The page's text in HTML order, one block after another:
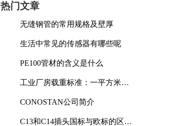
热门文章
无缝钢管的常用规格及壁厚
生活中常见的传感器有哪些呢
PE100管材的含义是什么
工业厂房载重标准：一平方米能
CONOSTAN公司简介
C13和C14插头国标与欧标的区别